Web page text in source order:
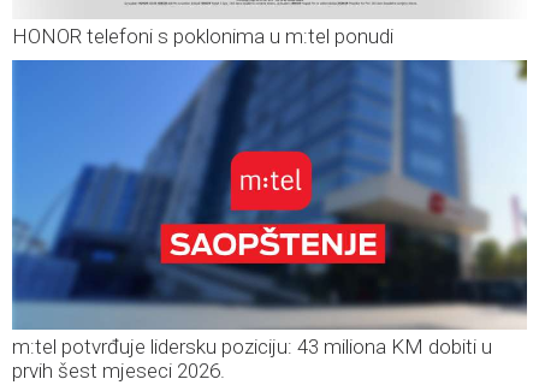
HONOR telefoni s poklonima u m:tel ponudi
m:tel potvrđuje lidersku poziciju: 43 miliona KM dobiti u
prvih šest mjeseci 2026.